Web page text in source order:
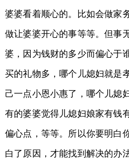
婆婆看着顺心的。比如会做家
做让婆婆开心的事等等。但事
婆，因为钱财的多少而偏心于
买的礼物多，哪个儿媳妇就是
己一点小恩小惠了，哪个儿媳
有的婆婆觉得儿媳妇娘家有钱
偏心点，等等。所以你要明白
白了原因，才能找到解决的办